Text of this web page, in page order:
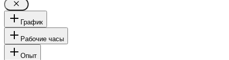
График
Рабочие часы
Опыт